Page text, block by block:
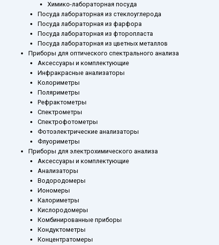
Химико-лабораторная посуда
Посуда лабораторная из стеклоуглерода
Посуда лабораторная из фарфора
Посуда лабораторная из фторопласта
Посуда лабораторная из цветных металлов
Приборы для оптического спектрального анализа
Аксессуары и комплектующие
Инфракрасные анализаторы
Колориметры
Поляриметры
Рефрактометры
Спектрометры
Спектрофотометры
Фотоэлектрические анализаторы
Флуориметры
Приборы для электрохимического анализа
Аксессуары и комплектующие
Анализаторы
Водородомеры
Иономеры
Калориметры
Кислородомеры
Комбинированные приборы
Кондуктометры
Концентратомеры